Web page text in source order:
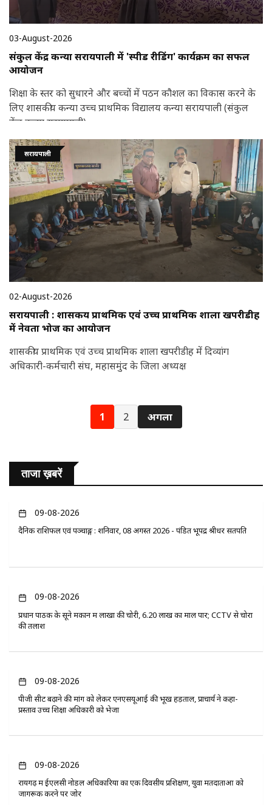
03-August-2026
संकुल केंद्र कन्या सरायपाली में 'स्पीड रीडिंग' कार्यक्रम का सफल
आयोजन
शिक्षा के स्तर को सुधारने और बच्चों में पठन कौशल का विकास करने के
लिए शासकीय कन्या उच्च प्राथमिक विद्यालय कन्या सरायपाली (संकुल
केंद्र कन्या सरायपाली)
सरायपाली
02-August-2026
सरायपाली : शासकीय प्राथमिक एवं उच्च प्राथमिक शाला खपरीडीह
में नेवता भोज का आयोजन
शासकीय प्राथमिक एवं उच्च प्राथमिक शाला खपरीडीह में दिव्यांग
अधिकारी-कर्मचारी संघ, महासमुंद के जिला अध्यक्ष
1 2 अगला
ताजा ख़बरें
09-08-2026
दैनिक राशिफल एवं पञ्चाङ्ग : शनिवार, 08 अगस्त 2026 - पंडित भूपेंद्र श्रीधर सतपति
09-08-2026
प्रधान पाठक के सूने मकान में लाखों की चोरी, 6.20 लाख का माल पार; CCTV से चोरों
की तलाश
09-08-2026
पीजी सीट बढ़ाने की मांग को लेकर एनएसयूआई की भूख हड़ताल, प्राचार्य ने कहा-
प्रस्ताव उच्च शिक्षा अधिकारी को भेजा
09-08-2026
रायगढ़ में ईएलसी नोडल अधिकारियों का एक दिवसीय प्रशिक्षण, युवा मतदाताओं को
जागरूक करने पर जोर